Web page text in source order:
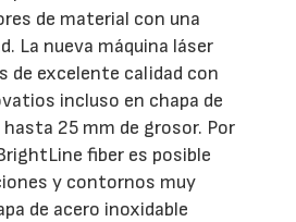
de material con una
La nueva máquina láser
de excelente calidad con
incluso en chapa de
25 mm de grosor. Por
fiber es posible
y contornos muy
de acero inoxidable